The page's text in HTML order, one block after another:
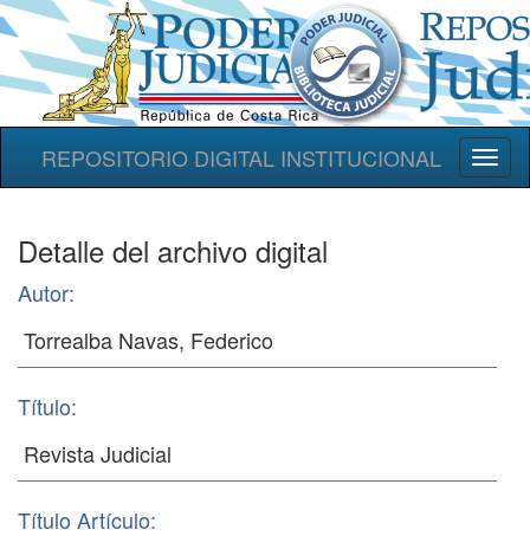
REPOSITORIO DIGITAL INSTITUCIONAL
Detalle del archivo digital
Autor:
Título:
Título Artículo: